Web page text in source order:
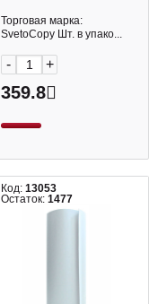
Торговая марка:
SvetoCopy Шт. в упако...
- +
359.8
Код:13053
Остаток:1477